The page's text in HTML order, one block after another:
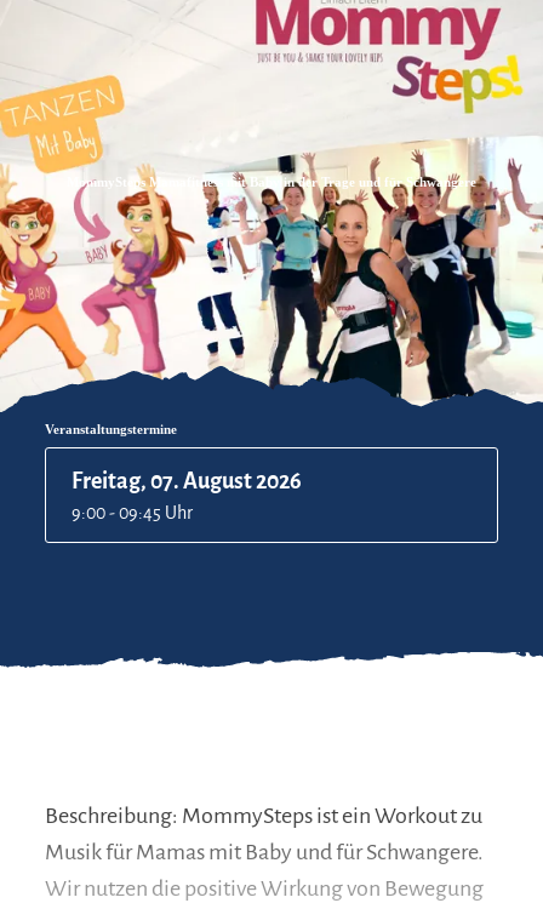
Zum
Inhalt
Zur
Suche
Zum
Footer
MommySteps Mamafitness mit Baby in der Trage und für Schwangere
Veranstaltungstermine
Freitag, 07. August 2026
9:00 - 09:45 Uhr
Beschreibung: MommySteps ist ein Workout zu
Musik für Mamas mit Baby und für Schwangere.
Wir nutzen die positive Wirkung von Bewegung